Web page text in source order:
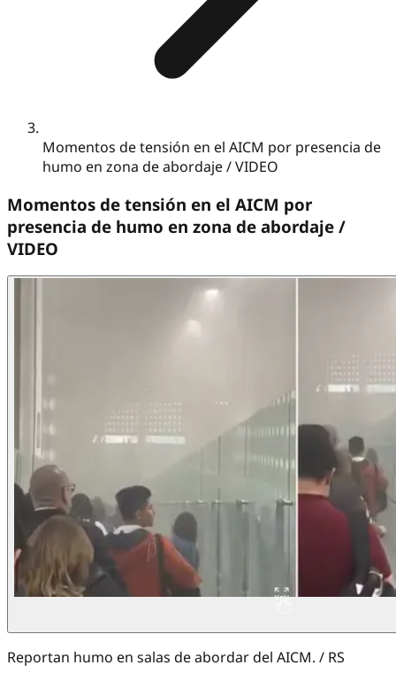
Momentos de tensión en el AICM por presencia de
humo en zona de abordaje / VIDEO
Momentos de tensión en el AICM por
presencia de humo en zona de abordaje /
VIDEO
Reportan humo en salas de abordar del AICM. / RS